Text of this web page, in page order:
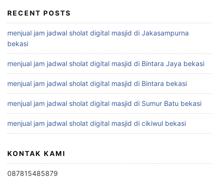
RECENT POSTS
menjual jam jadwal sholat digital masjid di Jakasampurna
bekasi
menjual jam jadwal sholat digital masjid di Bintara Jaya bekasi
menjual jam jadwal sholat digital masjid di Bintara bekasi
menjual jam jadwal sholat digital masjid di Sumur Batu bekasi
menjual jam jadwal sholat digital masjid di cikiwul bekasi
KONTAK KAMI
087815485879